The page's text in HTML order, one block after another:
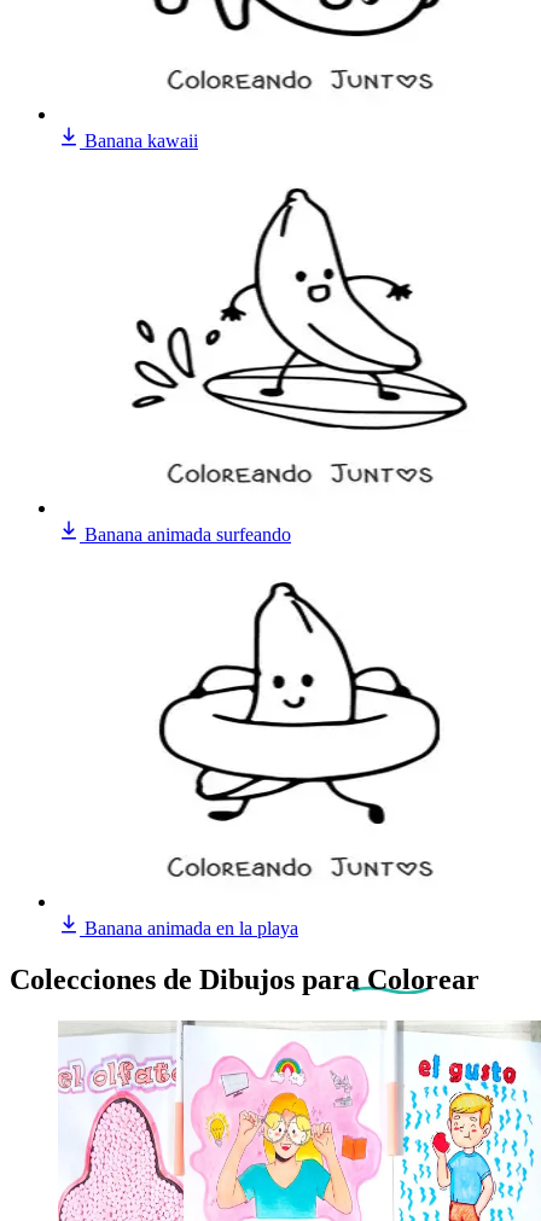
Banana kawaii
Banana animada surfeando
Banana animada en la playa
Colecciones de Dibujos para Colorear